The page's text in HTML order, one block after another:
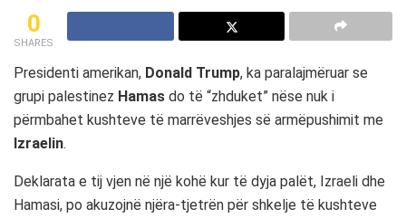
0
SHARES
Presidenti amerikan, Donald Trump, ka paralajmëruar se
grupi palestinez Hamas do të “zhduket” nëse nuk i
përmbahet kushteve të marrëveshjes së armëpushimit me
Izraelin.
Deklarata e tij vjen në një kohë kur të dyja palët, Izraeli dhe
Hamasi, po akuzojnë njëra-tjetrën për shkelje të kushteve